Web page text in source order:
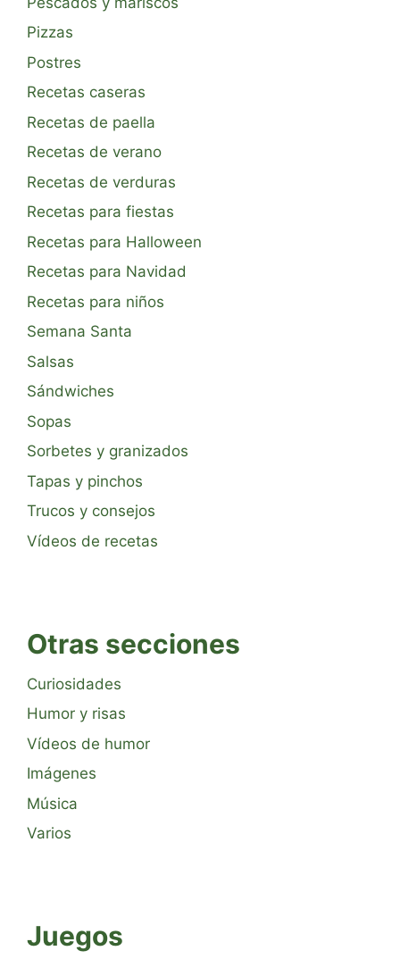
Pizzas
Postres
Recetas caseras
Recetas de paella
Recetas de verano
Recetas de verduras
Recetas para fiestas
Recetas para Halloween
Recetas para Navidad
Recetas para niños
Semana Santa
Salsas
Sándwiches
Sopas
Sorbetes y granizados
Tapas y pinchos
Trucos y consejos
Vídeos de recetas
Otras secciones
Curiosidades
Humor y risas
Vídeos de humor
Imágenes
Música
Varios
Juegos